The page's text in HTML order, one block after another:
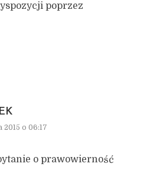
poprzez
2015 o 06:17
o prawowierność